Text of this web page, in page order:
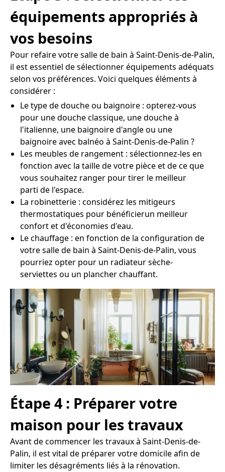
équipements appropriés à
vos besoins
Pour refaire votre salle de bain à Saint-Denis-de-Palin,
il est essentiel de sélectionner équipements adéquats
selon vos préférences. Voici quelques éléments à
considérer :
Le type de douche ou baignoire : opterez-vous
pour une douche classique, une douche à
l'italienne, une baignoire d'angle ou une
baignoire avec balnéo à Saint-Denis-de-Palin ?
Les meubles de rangement : sélectionnez-les en
fonction avec la taille de votre pièce et de ce que
vous souhaitez ranger pour tirer le meilleur
parti de l'espace.
La robinetterie : considérez les mitigeurs
thermostatiques pour bénéficierun meilleur
confort et d'économies d'eau.
Le chauffage : en fonction de la configuration de
votre salle de bain à Saint-Denis-de-Palin, vous
pourriez opter pour un radiateur sèche-
serviettes ou un plancher chauffant.
Étape 4 : Préparer votre
maison pour les travaux
Avant de commencer les travaux à Saint-Denis-de-
Palin, il est vital de préparer votre domicile afin de
limiter les désagréments liés à la rénovation.